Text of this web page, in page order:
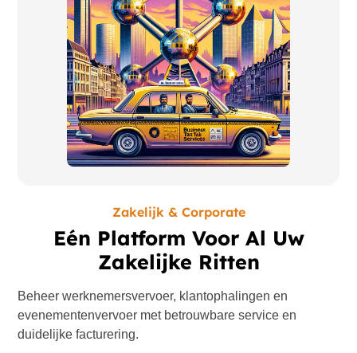
Zakelijk & Corporate
Eén Platform Voor Al Uw
Zakelijke Ritten
Beheer werknemersvervoer, klantophalingen en
evenementenvervoer met betrouwbare service en
duidelijke facturering.